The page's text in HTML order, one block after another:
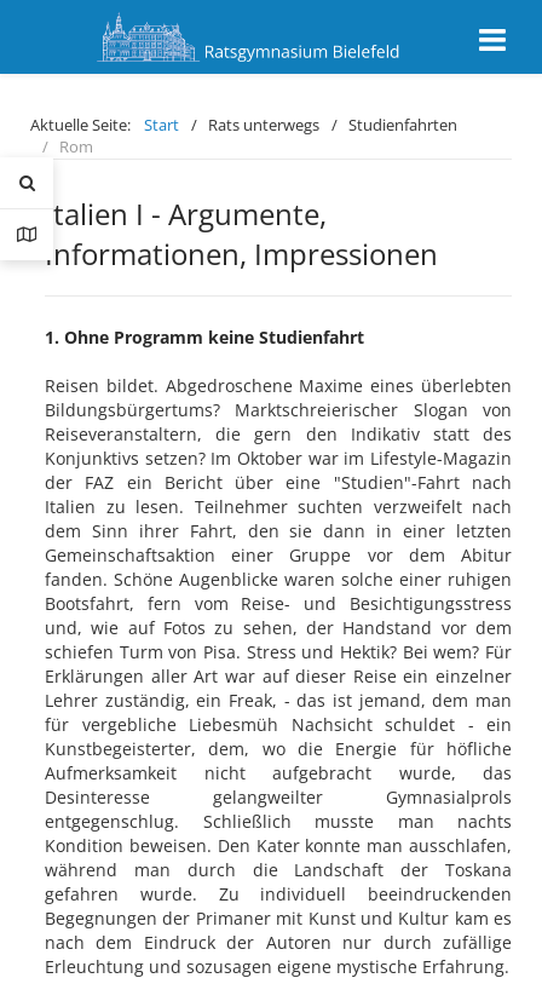
Aktuelle Seite: Start Rats unterwegs
Studienfahrten
Rom
Italien I - Argumente,
Informationen, Impressionen
1. Ohne Programm keine Studienfahrt
Reisen bildet. Abgedroschene Maxime eines überlebten
Bildungsbürgertums? Marktschreierischer Slogan von
Reiseveranstaltern, die gern den Indikativ statt des
Konjunktivs setzen? Im Oktober war im Lifestyle-Magazin
der FAZ ein Bericht über eine "Studien"-Fahrt nach
Italien zu lesen. Teilnehmer suchten verzweifelt nach
dem Sinn ihrer Fahrt, den sie dann in einer letzten
Gemeinschaftsaktion einer Gruppe vor dem Abitur
fanden. Schöne Augenblicke waren solche einer ruhigen
Bootsfahrt, fern vom Reise- und Besichtigungsstress
und, wie auf Fotos zu sehen, der Handstand vor dem
schiefen Turm von Pisa. Stress und Hektik? Bei wem? Für
Erklärungen aller Art war auf dieser Reise ein einzelner
Lehrer zuständig, ein Freak, - das ist jemand, dem man
für vergebliche Liebesmüh Nachsicht schuldet - ein
Kunstbegeisterter, dem, wo die Energie für höfliche
Aufmerksamkeit nicht aufgebracht wurde, das
Desinteresse gelangweilter Gymnasialprols
entgegenschlug. Schließlich musste man nachts
Kondition beweisen. Den Kater konnte man ausschlafen,
während man durch die Landschaft der Toskana
gefahren wurde. Zu individuell beeindruckenden
Begegnungen der Primaner mit Kunst und Kultur kam es
nach dem Eindruck der Autoren nur durch zufällige
Erleuchtung und sozusagen eigene mystische Erfahrung.